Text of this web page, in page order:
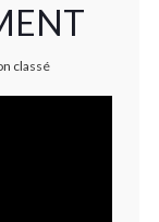
classé